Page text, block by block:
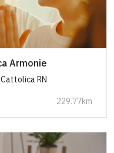
Armonie
RN
229.77km